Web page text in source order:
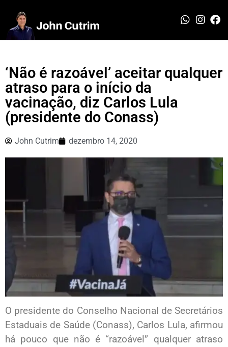
‘Não é razoável’ aceitar qualquer
atraso para o início da
vacinação, diz Carlos Lula
(presidente do Conass)
John Cutrim dezembro 14, 2020
O presidente do Conselho Nacional de Secretários
Estaduais de Saúde (Conass), Carlos Lula, afirmou
há pouco que não é “razoável” qualquer atraso